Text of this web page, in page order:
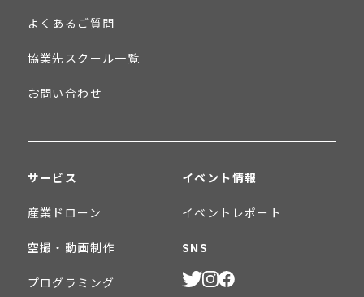
よくあるご質問
協業先スクール一覧
お問い合わせ
サービス
産業ドローン
空撮・動画制作
プログラミング
イベント情報
イベントレポート
SNS